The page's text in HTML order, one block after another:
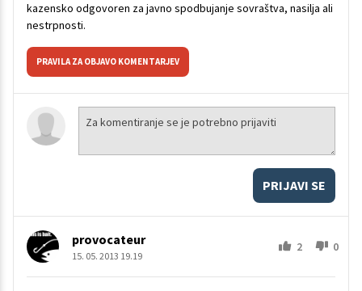
kazensko odgovoren za javno spodbujanje sovraštva, nasilja ali
nestrpnosti.
PRAVILA ZA OBJAVO KOMENTARJEV
PRIJAVI SE
provocateur
15. 05. 2013 19.19
2 0